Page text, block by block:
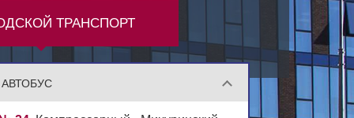
ТРАНСПОРТ
АВТОБУС